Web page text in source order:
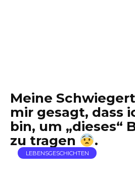
Meine
mir gesagt, dass
bin, um „dieses“
zu tragen
.
LEBENSGESCHICHTEN